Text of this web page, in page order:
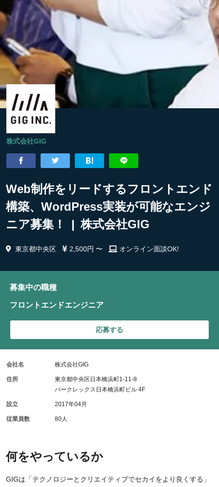
株式会社GIG
Web制作をリードするフロントエンド
構築、WordPress実装が可能なエンジ
ニア募集！ | 株式会社GIG
東京都中央区 2,500円 〜 オンライン面談OK!
何をやっているか
GIGは「テクノロジーとクリエイティブでセカイをより良くする」
募集中の職種
フロントエンドエンジニア
応募する
会社名 株式会社GIG
住所
東京都中央区日本橋浜町1-11-8
パークレックス日本橋浜町ビル 4F
設立 2017年04月
従業員数 80人